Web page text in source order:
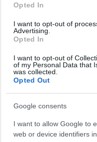
Opted In
I want to opt-out of
Advertising.
Opted In
I want to opt-out of
of my Personal Data that
was collected.
Opted Out
Google consents
I want to allow Google to
web or device identifiers